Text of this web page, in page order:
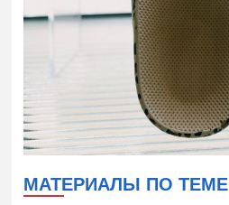
МАТЕРИАЛЫ ПО ТЕМЕ